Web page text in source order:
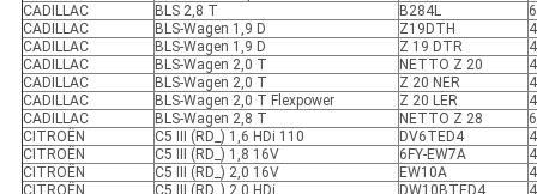
CADILLAC
BLS 2,8 T B284L
6
CADILLAC
BLS-Wagen 1,9 D Z19DTH
4
CADILLAC
BLS-Wagen 1,9 D Z 19 DTR
4
CADILLAC
BLS-Wagen 2,0 T NETTO Z 20
4
CADILLAC
BLS-Wagen 2,0 T Z 20 NER
4
CADILLAC
BLS-Wagen 2,0 T Flexpower Z 20 LER
4
CADILLAC
BLS-Wagen 2,8 T NETTO Z 28
6
CITROËN
C5 III (RD_) 1,6 HDi 110 DV6TED4
4
CITROËN
C5 III (RD_) 1,8 16V 6FY-EW7A
4
CITROËN
C5 III (RD_) 2,0 16V EW10A
4